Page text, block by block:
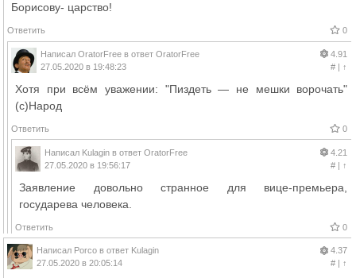
Борисову- царство!
Ответить 0
Написал OratorFree в ответ OratorFree
27.05.2020 в 19:48:23
4.91
#| ↑
Хотя при всём уважении: "Пиздеть — не мешки ворочать"
(с)Народ
Ответить 0
Написал Kulagin в ответ OratorFree
27.05.2020 в 19:56:17
4.21
#| ↑
Заявление довольно странное для вице-премьера,
государева человека.
Ответить 0
Написал Porco в ответ Kulagin
27.05.2020 в 20:05:14
4.37
#| ↑